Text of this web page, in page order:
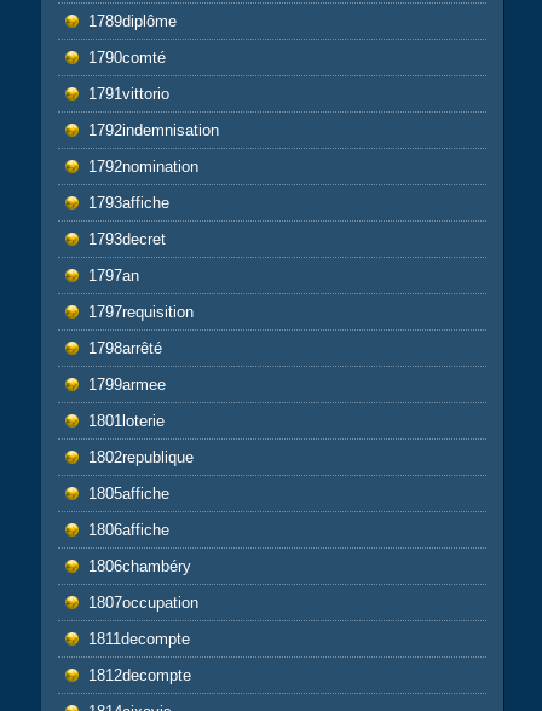
1789diplôme
1790comté
1791vittorio
1792indemnisation
1792nomination
1793affiche
1793decret
1797an
1797requisition
1798arrêté
1799armee
1801loterie
1802republique
1805affiche
1806affiche
1806chambéry
1807occupation
1811decompte
1812decompte